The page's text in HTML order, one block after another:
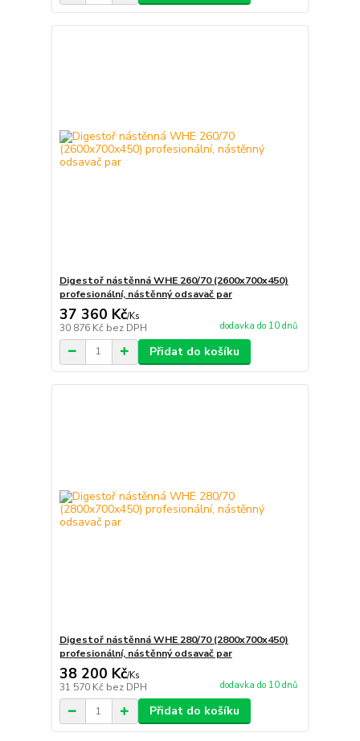
Digestoř nástěnná WHE 260/70 (2600x700x450)
profesionální, nástěnný odsavač par
37 360 Kč/Ks
30 876 Kč bez DPH dodavka do 10 dnů
Přidat do košíku
Digestoř nástěnná WHE 280/70 (2800x700x450)
profesionální, nástěnný odsavač par
38 200 Kč/Ks
31 570 Kč bez DPH dodavka do 10 dnů
Přidat do košíku